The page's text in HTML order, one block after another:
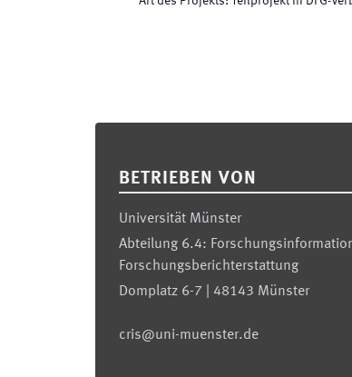
BETRIEBEN VON
Universität Münster
Abteilung 6.4:
Forschungsberichterstattung
Domplatz 6-7 | 48143 Münster
cris@uni-muenster.de